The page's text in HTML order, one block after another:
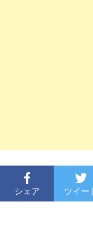
シェア ツイー